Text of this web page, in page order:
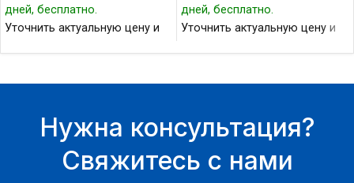
дней, бесплатно.
Уточнить актуальную цену и
дней, бесплатно.
Уточнить актуальную цену и
Нужна консультация?
Свяжитесь с нами